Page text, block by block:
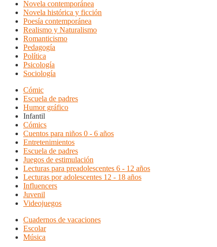
Novela contemporánea
Novela histórica y ficción
Poesía contemporánea
Realismo y Naturalismo
Romanticismo
Pedagogía
Política
Psicología
Sociología
Cómic
Escuela de padres
Humor gráfico
Infantil
Cómics
Cuentos para niños 0 - 6 años
Entretenimientos
Escuela de padres
Juegos de estimulación
Lecturas para preadolescentes 6 - 12 años
Lecturas por adolescentes 12 - 18 años
Influencers
Juvenil
Videojuegos
Cuadernos de vacaciones
Escolar
Música